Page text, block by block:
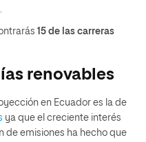
15 de las carreras
renovables
en Ecuador es la de
ya que el creciente interés
de emisiones ha hecho que